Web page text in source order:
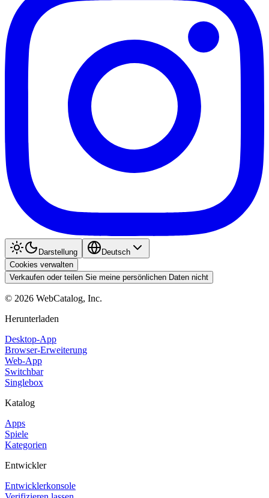
Darstellung
Deutsch
Cookies verwalten
Verkaufen oder teilen Sie meine persönlichen Daten nicht
© 2026 WebCatalog, Inc.
Herunterladen
Desktop-App
Browser-Erweiterung
Web-App
Switchbar
Singlebox
Katalog
Apps
Spiele
Kategorien
Entwickler
Entwicklerkonsole